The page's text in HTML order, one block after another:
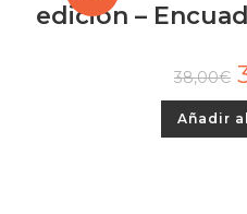
edición –
38,00€
Añadir